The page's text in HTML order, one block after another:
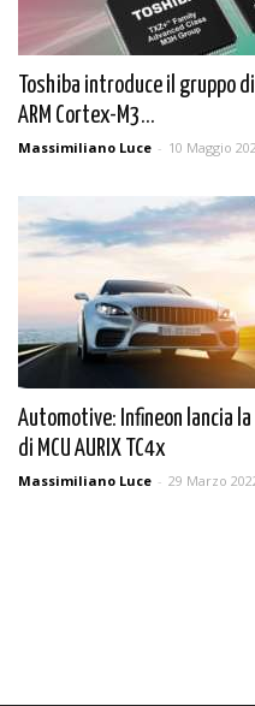
Toshiba introduce il gruppo
ARM Cortex-M3...
Massimiliano Luce - 10 Maggio
Automotive: Infineon lancia
di MCU AURIX TC4x
Massimiliano Luce - 29 Marzo